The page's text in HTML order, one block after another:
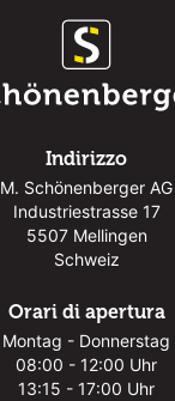
Indirizzo
M. Schönenberger AG
Industriestrasse 17
5507 Mellingen
Schweiz
Orari di apertura
Montag - Donnerstag
08:00 - 12:00 Uhr
13:15 - 17:00 Uhr